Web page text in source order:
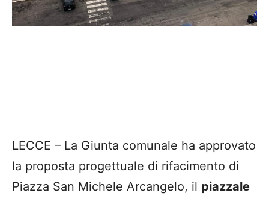
LECCE – La Giunta comunale ha approvato
la proposta progettuale di rifacimento di
Piazza San Michele Arcangelo, il piazzale